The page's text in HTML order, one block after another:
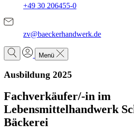
+49 30 206455-0
zv@baeckerhandwerk.de
Menü
Ausbildung 2025
Fachverkäufer/-in im
Lebensmittelhandwerk
Bäckerei